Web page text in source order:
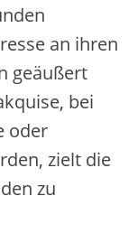
an ihren
geäußert
bei
oder
zielt die
zu